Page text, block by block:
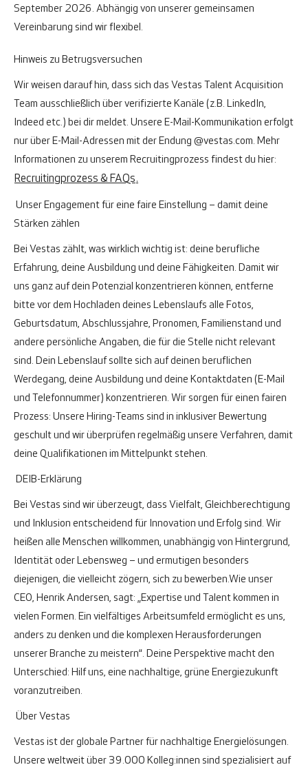
September 2026. Abhängig von unserer gemeinsamen
Vereinbarung sind wir flexibel.
Hinweis zu Betrugsversuchen
Wir weisen darauf hin, dass sich das Vestas Talent Acquisition
Team ausschließlich über verifizierte Kanäle (z.B. LinkedIn,
Indeed etc.) bei dir meldet. Unsere E-Mail-Kommunikation erfolgt
nur über E-Mail-Adressen mit der Endung @vestas.com. Mehr
Informationen zu unserem Recruitingprozess findest du hier:
Recruitingprozess & FAQs.
Unser Engagement für eine faire Einstellung – damit deine
Stärken zählen
Bei Vestas zählt, was wirklich wichtig ist: deine berufliche
Erfahrung, deine Ausbildung und deine Fähigkeiten. Damit wir
uns ganz auf dein Potenzial konzentrieren können, entferne
bitte vor dem Hochladen deines Lebenslaufs alle Fotos,
Geburtsdatum, Abschlussjahre, Pronomen, Familienstand und
andere persönliche Angaben, die für die Stelle nicht relevant
sind. Dein Lebenslauf sollte sich auf deinen beruflichen
Werdegang, deine Ausbildung und deine Kontaktdaten (E-Mail
und Telefonnummer) konzentrieren. Wir sorgen für einen fairen
Prozess: Unsere Hiring-Teams sind in inklusiver Bewertung
geschult und wir überprüfen regelmäßig unsere Verfahren, damit
deine Qualifikationen im Mittelpunkt stehen.
DEIB-Erklärung
Bei Vestas sind wir überzeugt, dass Vielfalt, Gleichberechtigung
und Inklusion entscheidend für Innovation und Erfolg sind. Wir
heißen alle Menschen willkommen, unabhängig von Hintergrund,
Identität oder Lebensweg – und ermutigen besonders
diejenigen, die vielleicht zögern, sich zu bewerben.Wie unser
CEO, Henrik Andersen, sagt: „Expertise und Talent kommen in
vielen Formen. Ein vielfältiges Arbeitsumfeld ermöglicht es uns,
anders zu denken und die komplexen Herausforderungen
unserer Branche zu meistern“. Deine Perspektive macht den
Unterschied: Hilf uns, eine nachhaltige, grüne Energiezukunft
voranzutreiben.
Über Vestas
Vestas ist der globale Partner für nachhaltige Energielösungen.
Unsere weltweit über 39.000 Kolleg:innen sind spezialisiert auf